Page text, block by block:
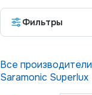
Фильтры
Все производители
Saramonic Superlux